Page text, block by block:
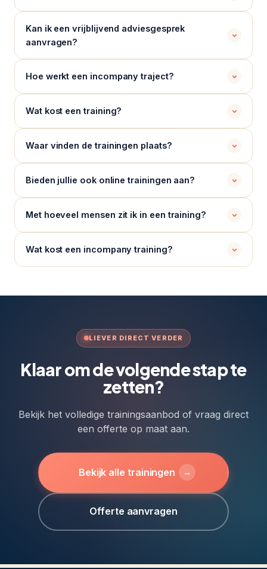
Kan ik een vrijblijvend adviesgesprek
aanvragen?
Hoe werkt een incompany traject?
Wat kost een training?
Waar vinden de trainingen plaats?
Bieden jullie ook online trainingen aan?
Met hoeveel mensen zit ik in een training?
Wat kost een incompany training?
LIEVER DIRECT VERDER
Klaar om de volgende stap te
zetten?
Bekijk het volledige trainingsaanbod of vraag direct
een offerte op maat aan.
Bekijk alle trainingen →
Offerte aanvragen